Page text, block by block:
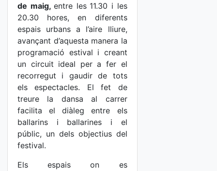
de maig,entre les 11.30 i les
20.30 hores, en diferents
espais urbans a l’aire lliure,
avançant d’aquesta manera la
programació estival i creant
un circuit ideal per a fer el
recorregut i gaudir de tots
els espectacles. El fet de
treure la dansa al carrer
facilita el diàleg entre els
ballarins i ballarines i el
públic, un dels objectius del
festival.
Els espais on es